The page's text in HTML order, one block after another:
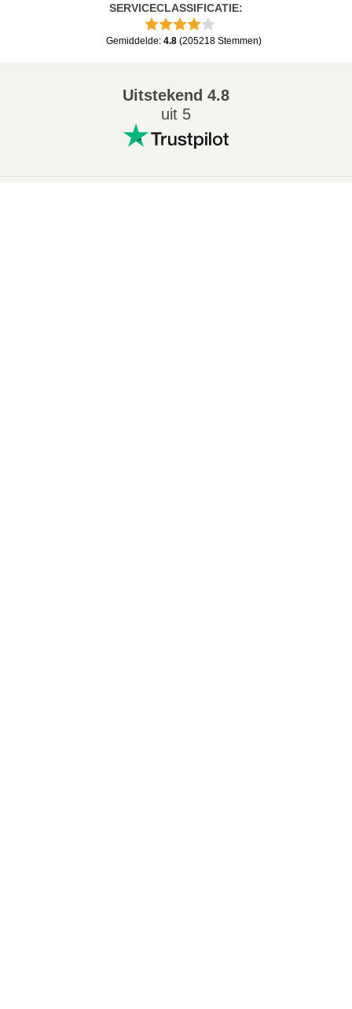
SERVICECLASSIFICATIE:
Gemiddelde: 4.8 (205218 Stemmen)
Uitstekend 4.8
uit 5